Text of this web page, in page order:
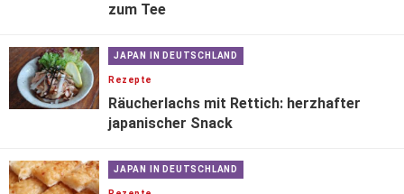
zum Tee
JAPAN IN DEUTSCHLAND
Rezepte
Räucherlachs mit Rettich: herzhafter
japanischer Snack
JAPAN IN DEUTSCHLAND